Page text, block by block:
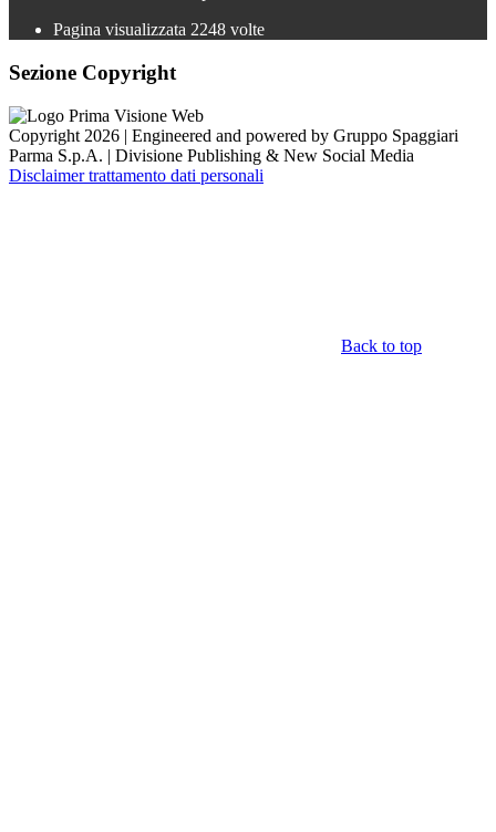
Pagina visualizzata 2248 volte
Sezione Copyright
Copyright 2026 | Engineered and powered by Gruppo Spaggiari
Parma S.p.A. | Divisione Publishing & New Social Media
Disclaimer trattamento dati personali
Back to top